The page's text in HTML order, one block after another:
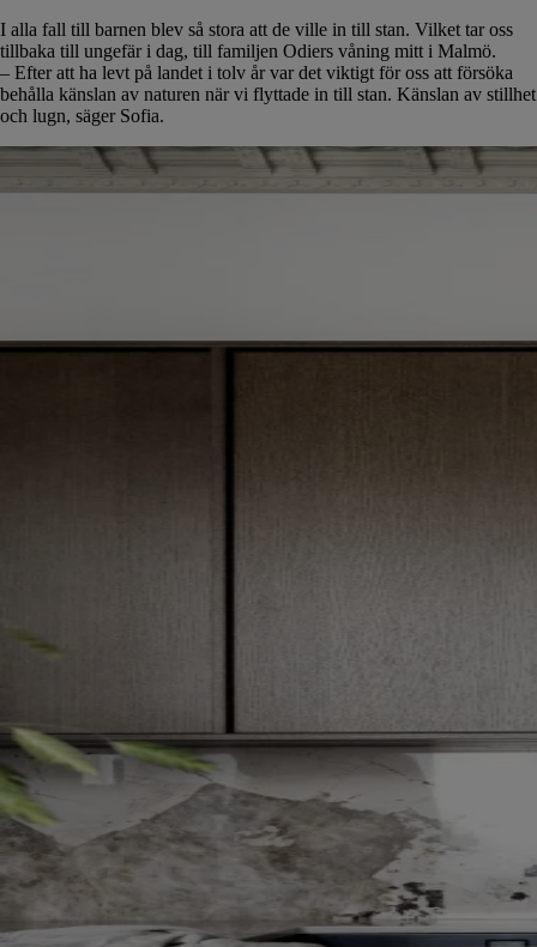
I alla fall till barnen blev så stora att de ville in till stan. Vilket tar oss
tillbaka till ungefär i dag, till familjen Odiers våning mitt i Malmö.
– Efter att ha levt på landet i tolv år var det viktigt för oss att försöka
behålla känslan av naturen när vi flyttade in till stan. Känslan av stillhet
och lugn, säger Sofia.